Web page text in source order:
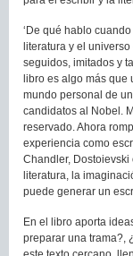
‘De qué hablo
literatura y el
seguidos, imitados y
libro es algo más que
mundo personal de
candidatos al Nobel.
reservado. Ahora
experiencia como
Chandler,
literatura, la
puede generar un
En el libro aporta
preparar una trama?,